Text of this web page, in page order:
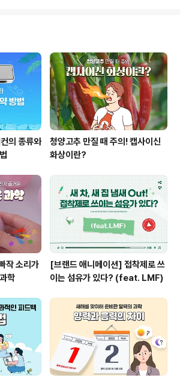
색이 왜 시원할까? 여름철 옷
색이나 밝은 색 옷을 먼저 떠올
반사하고 검은색보다 열을 덜
니다. 실제로 한낮의 햇볕 아
옷이 체감상 더 시원하게 느
의 종류와
청양고추 만질 때 주의! 캡사이신
화상이란?
작 소리가
학
[브랜드 애니메이션] 접착제로 쓰
이는 섬유가 있다? (feat. LMF)